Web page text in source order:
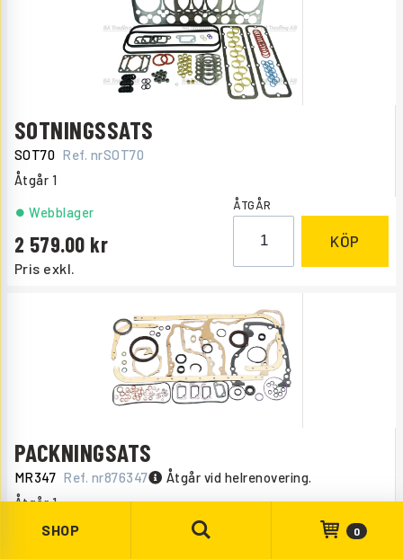
SHOP 0
SOTNINGSSATS
SOT70 Ref. nrSOT70
Åtgår 1
Pris exkl.
2 579.00
Webblager ÅTGÅR
KÖP
PACKNINGSATS
MR347 Ref. nr876347 Åtgår vid helrenovering.
Åtgår1
Beställningsvara , 1-2 dagar